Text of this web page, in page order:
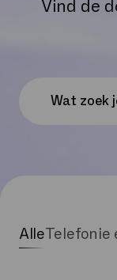
Vind de
AlleTelefonie